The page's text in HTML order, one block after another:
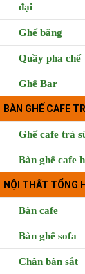
đại
Ghế băng
Quầy pha chế
Ghế Bar
BÀN GHẾ CAFE
Ghế cafe trà
Bàn ghế cafe
NỘI THẤT TỔNG
Bàn cafe
Bàn ghế sofa
Chân bàn sắt
Cà phê Boong,
Hưng,
Trà sữa